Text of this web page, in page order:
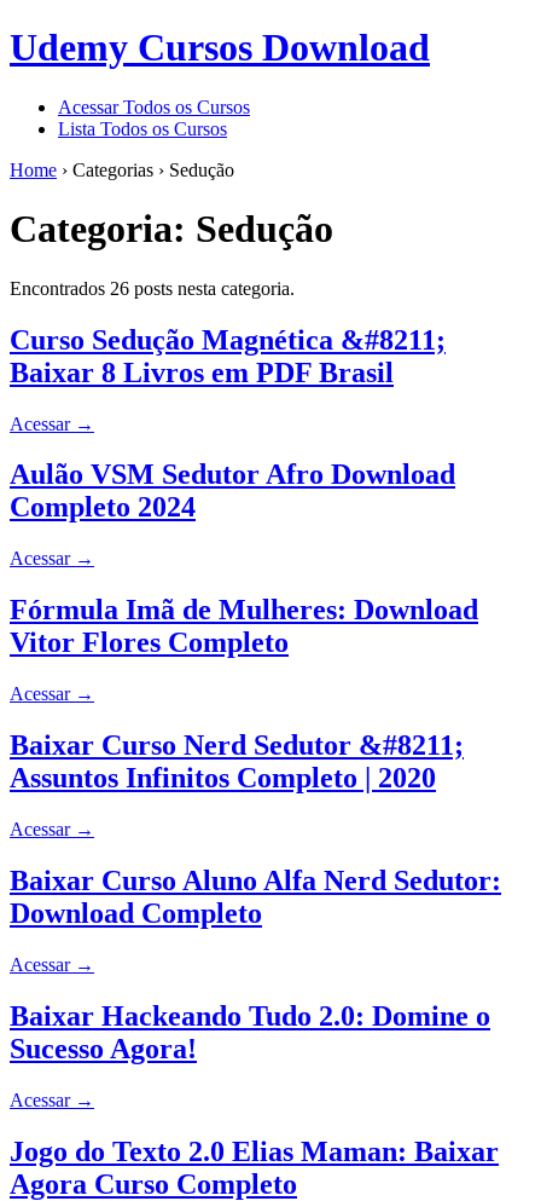
Udemy Cursos Download
Acessar Todos os Cursos
Lista Todos os Cursos
Home › Categorias › Sedução
Categoria: Sedução
Encontrados 26 posts nesta categoria.
Curso Sedução Magnética &#8211;
Baixar 8 Livros em PDF Brasil
Acessar →
Aulão VSM Sedutor Afro Download
Completo 2024
Acessar →
Fórmula Imã de Mulheres: Download
Vitor Flores Completo
Acessar →
Baixar Curso Nerd Sedutor &#8211;
Assuntos Infinitos Completo | 2020
Acessar →
Baixar Curso Aluno Alfa Nerd Sedutor:
Download Completo
Acessar →
Baixar Hackeando Tudo 2.0: Domine o
Sucesso Agora!
Acessar →
Jogo do Texto 2.0 Elias Maman: Baixar
Agora Curso Completo